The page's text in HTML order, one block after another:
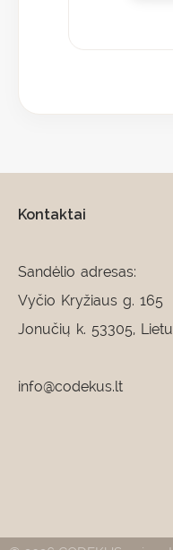
Kontaktai
Sandėlio adresas:
Vyčio Kryžiaus g. 165
Jonučių k. 53305,
info@codekus.lt